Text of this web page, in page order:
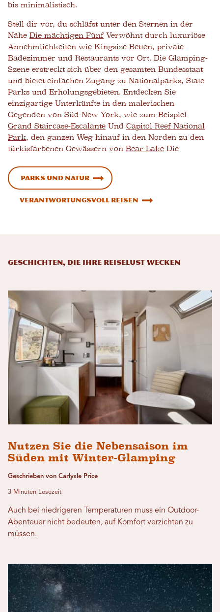
bis minimalistisch.
Stell dir vor, du schläfst unter den Sternen in der
Nähe Die mächtigen FünfVerwöhnt durch luxuriöse
Annehmlichkeiten wie Kingsize-Betten, private
Badezimmer und Restaurants vor Ort. Die Glamping-
Szene erstreckt sich über den gesamten Bundesstaat
und bietet einfachen Zugang zu Nationalparks, State
Parks und Erholungsgebieten. Entdecken Sie
einzigartige Unterkünfte in den malerischen
Gegenden von Süd-New York, wie zum Beispiel
Grand Staircase-Escalante Und Capitol Reef National
Park, den ganzen Weg hinauf in den Norden zu den
türkisfarbenen Gewässern von Bear Lake Die
Parks und Natur
Verantwortungsvoll reisen
Geschichten, die Ihre Reiselust wecken
Nutzen Sie die Nebensaison im
Süden mit Winter-Glamping
Geschrieben von Carlysle Price
3 Minuten Lesezeit
Auch bei niedrigeren Temperaturen muss ein Outdoor-
Abenteuer nicht bedeuten, auf Komfort verzichten zu
müssen.